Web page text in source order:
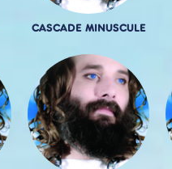
CASCADE MINUSCULE